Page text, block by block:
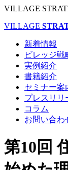
VILLAGE
VILLAGE
新着情報
ビレッジ戦
実例紹介
書籍紹介
セミナー案
プレスリリ
コラム
お問い合わ
第10回